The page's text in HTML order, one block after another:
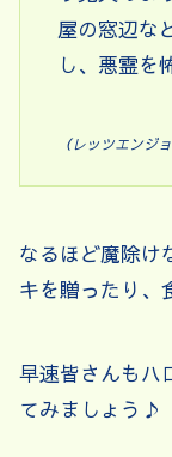
屋の窓辺な
し、悪霊を
（レッツエンジ
なるほど魔除け
キを贈ったり、
早速皆さんもハ
てみましょう♪